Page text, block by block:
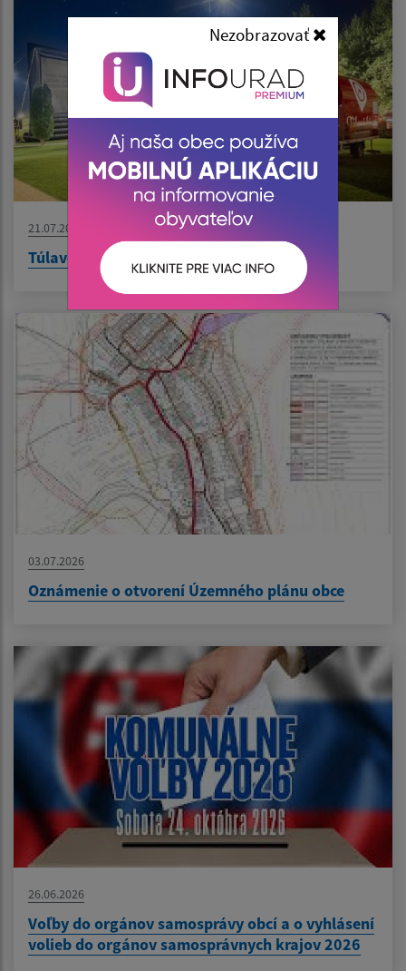
Nezobrazovať
21.07.2026
Túlavé kino v Iliašovciach
03.07.2026
Oznámenie o otvorení Územného plánu obce
26.06.2026
Voľby do orgánov samosprávy obcí a o vyhlásení
volieb do orgánov samosprávnych krajov 2026